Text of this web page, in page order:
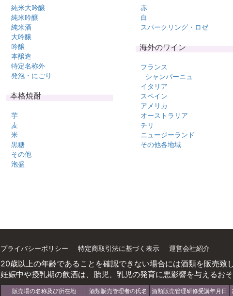
純米大吟醸
純米吟醸
純米酒
大吟醸
吟醸
本醸造
特定名称外
発泡・にごり
本格焼酎
芋
麦
米
黒糖
その他
泡盛
赤
白
スパークリング・ロゼ
海外のワイン
フランス
シャンパーニュ
イタリア
スペイン
アメリカ
オーストラリア
チリ
ニュージーランド
その他各地域
プライバシーポリシー 特定商取引法に基づく表示 運営会社紹介
20歳以上の年齢であることを確認できない場合には酒類を販売致し
妊娠中や授乳期の飲酒は、胎児、乳児の発育に悪影響を与えるおそ
販売場の名称及び所在地 酒類販売管理者の氏名 酒類販売管理研修受講年月日